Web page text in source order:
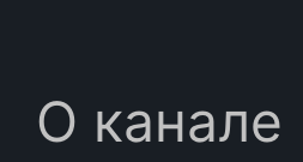
О канале